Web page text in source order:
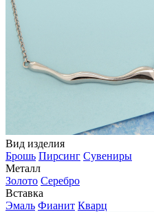
Вид изделия
Брошь Пирсинг Сувениры
Металл
Золото Серебро
Вставка
Эмаль Фианит Кварц